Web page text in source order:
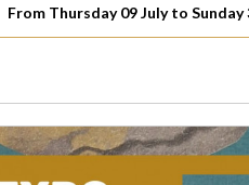
From Thursday 09 July to Sunday